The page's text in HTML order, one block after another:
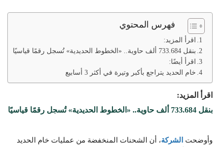
فهرس المحتوي
اقرأ المزيد:
بنقل 733.684 ألف حاوية.. «الخطوط الحديدية» تُسجل رقمًا قياسيًا
اقرأ أيضًا:
خام الحديد يتراجع بأكبر وتيرة في أكثر 3 أسابيع
اقرأ المزيد:
بنقل 733.684 ألف حاوية.. «الخطوط الحديدية» تُسجل رقمًا قياسيًا
وأوضحت الشركة، أن الشحنات المنخفضة من عمليات خام الحديد